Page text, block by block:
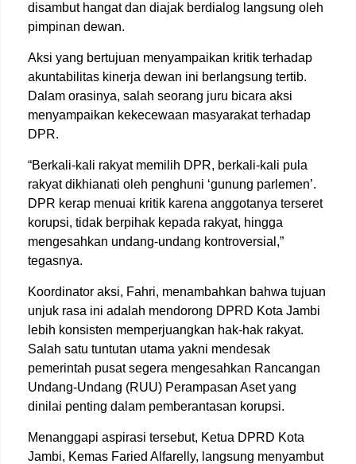
disambut hangat dan diajak berdialog langsung oleh
pimpinan dewan.
Aksi yang bertujuan menyampaikan kritik terhadap
akuntabilitas kinerja dewan ini berlangsung tertib.
Dalam orasinya, salah seorang juru bicara aksi
menyampaikan kekecewaan masyarakat terhadap
DPR.
“Berkali-kali rakyat memilih DPR, berkali-kali pula
rakyat dikhianati oleh penghuni ‘gunung parlemen’.
DPR kerap menuai kritik karena anggotanya terseret
korupsi, tidak berpihak kepada rakyat, hingga
mengesahkan undang-undang kontroversial,”
tegasnya.
Koordinator aksi, Fahri, menambahkan bahwa tujuan
unjuk rasa ini adalah mendorong DPRD Kota Jambi
lebih konsisten memperjuangkan hak-hak rakyat.
Salah satu tuntutan utama yakni mendesak
pemerintah pusat segera mengesahkan Rancangan
Undang-Undang (RUU) Perampasan Aset yang
dinilai penting dalam pemberantasan korupsi.
Menanggapi aspirasi tersebut, Ketua DPRD Kota
Jambi, Kemas Faried Alfarelly, langsung menyambut